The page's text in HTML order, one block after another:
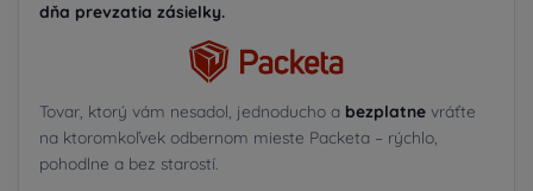
dňa prevzatia zásielky.
Tovar, ktorý vám nesadol, jednoducho a bezplatne vráťte
na ktoromkoľvek odbernom mieste Packeta – rýchlo,
pohodlne a bez starostí.